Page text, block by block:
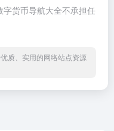
货币导航大全不承担任
质、实用的网络站点资源